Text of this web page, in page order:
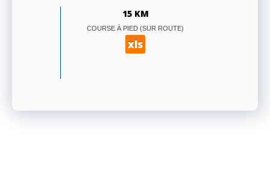
15 KM
COURSE À PIED (SUR ROUTE)
xls